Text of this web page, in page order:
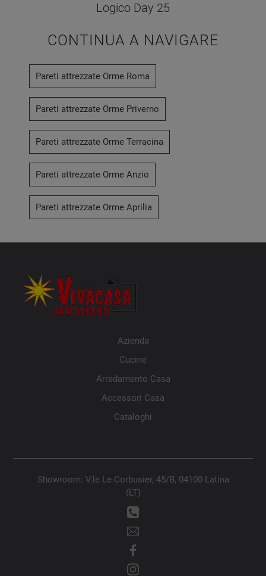
Logico Day 25
CONTINUA A NAVIGARE
Pareti attrezzate Orme Roma
Pareti attrezzate Orme Priverno
Pareti attrezzate Orme Terracina
Pareti attrezzate Orme Anzio
Pareti attrezzate Orme Aprilia
Azienda
Cucine
Arredamento Casa
Accessori Casa
Cataloghi
Showroom: V.le Le Corbusier, 45/B, 04100 Latina
(LT)